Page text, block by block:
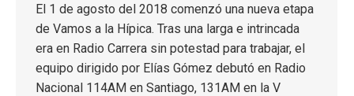
El 1 de agosto del 2018 comenzó una nueva etapa
de Vamos a la Hípica. Tras una larga e intrincada
era en Radio Carrera sin potestad para trabajar, el
equipo dirigido por Elías Gómez debutó en Radio
Nacional 114AM en Santiago, 131AM en la V